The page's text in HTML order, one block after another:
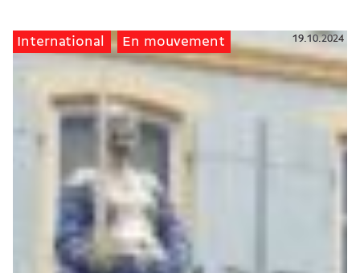
International En mouvement 19.10.2024